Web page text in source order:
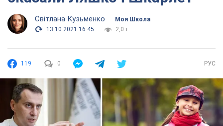
Світлана Кузьменко
Моя Школа
13.10.2021 16:45
2,0 т.
119 0 РУС